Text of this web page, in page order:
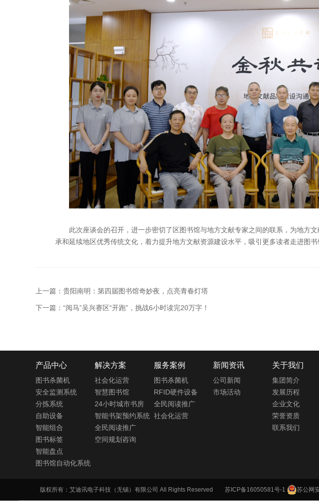
此次座谈会的召开，进一步密切了区图书馆与地方文献专家之间的联系，为地方
承和延续地区优秀传统文化，着力提升地方文献资源建设水平，吸引更多读者走进图
上一篇： 贵阳南明：第四届图书馆奇妙夜，点亮青春灯塔
下一篇： “阅马”吴兴赛区“开跑”，挑战6小时读完20万字！
产品中心
图书杀菌机
安全监测系统
分拣系统
自助设备
智能组合
图书标签
智能盘点
图书馆自动化系统
解决方案
社会化运营
智慧图书馆
24小时城市书房
智能书架预约系统
全民阅读推广
空间规划咨询
服务案例
图书杀菌机
RFID硬件设备
全民阅读推广
社会化运营
新闻资讯
公司新闻
市场活动
关于我们
集团简介
发展历程
企业文化
荣誉资质
联系我们
版权所有：艾迪讯电子科技（无锡）有限公司 All Rights Reserved 苏ICP备16050581号-1 苏公网